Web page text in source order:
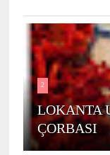
2
LOKANTA
ÇORBASI